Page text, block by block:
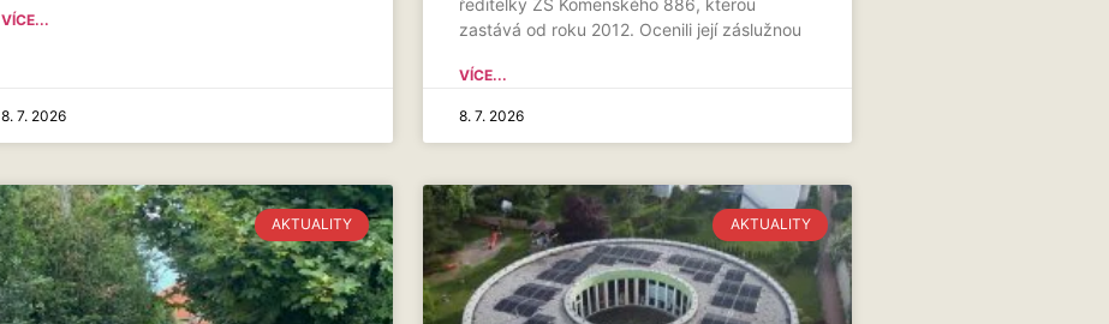
VÍCE...
8. 7. 2026
ředitelky ZŠ Komenského 886, kterou
zastává od roku 2012. Ocenili její záslužnou
VÍCE...
8. 7. 2026
AKTUALITY AKTUALITY